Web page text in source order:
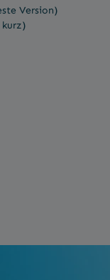
Version)